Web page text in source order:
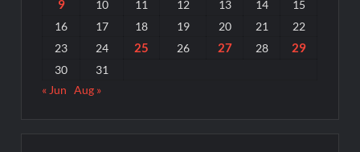
9 10 11 12 13 14
15
16
17 18 19 20 21
22
23
24 25 26 27 28 29
30
31
« Jun Aug »